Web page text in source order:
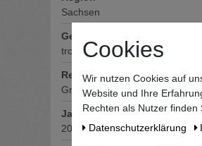
Sachsen
Geschmack
trocken
Rebsorte
Grauburgunder
Jahrgang
2021/2022
Cookies
Wir nutzen Cookies auf
Website und Ihre
Rechten als Nutzer finden
Daten­schutz­erklärung